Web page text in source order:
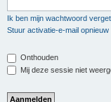
Ik ben mijn wachtwoord
Stuur activatie-e-mail opnieuw
Onthouden
Mij deze sessie niet